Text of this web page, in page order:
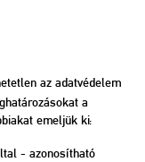
az adatvédelem
a
emeljük ki:
- azonosítható